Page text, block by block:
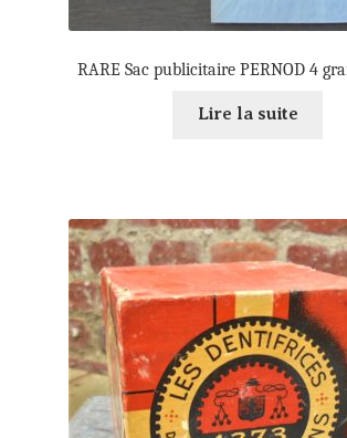
RARE Sac publicitaire PERNOD 4
Lire la suite